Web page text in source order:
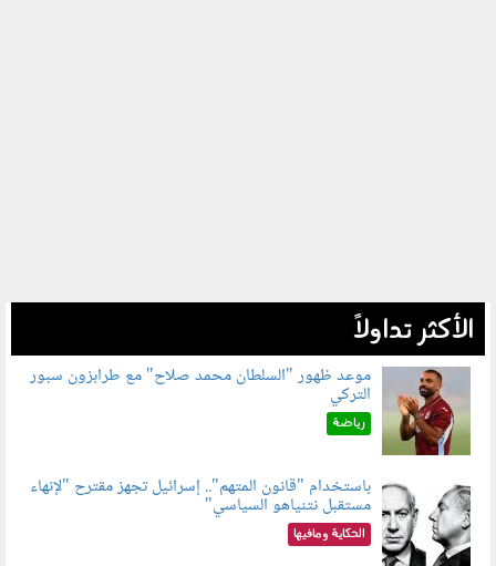
الأكثر تداولاً
090802.jpg
موعد ظهور "السلطان محمد صلاح" مع طرابزون سبور
التركي
رياضة
090801.jpg
باستخدام "قانون المتهم".. إسرائيل تجهز مقترح "لإنهاء
مستقبل نتنياهو السياسي"
الحكاية ومافيها